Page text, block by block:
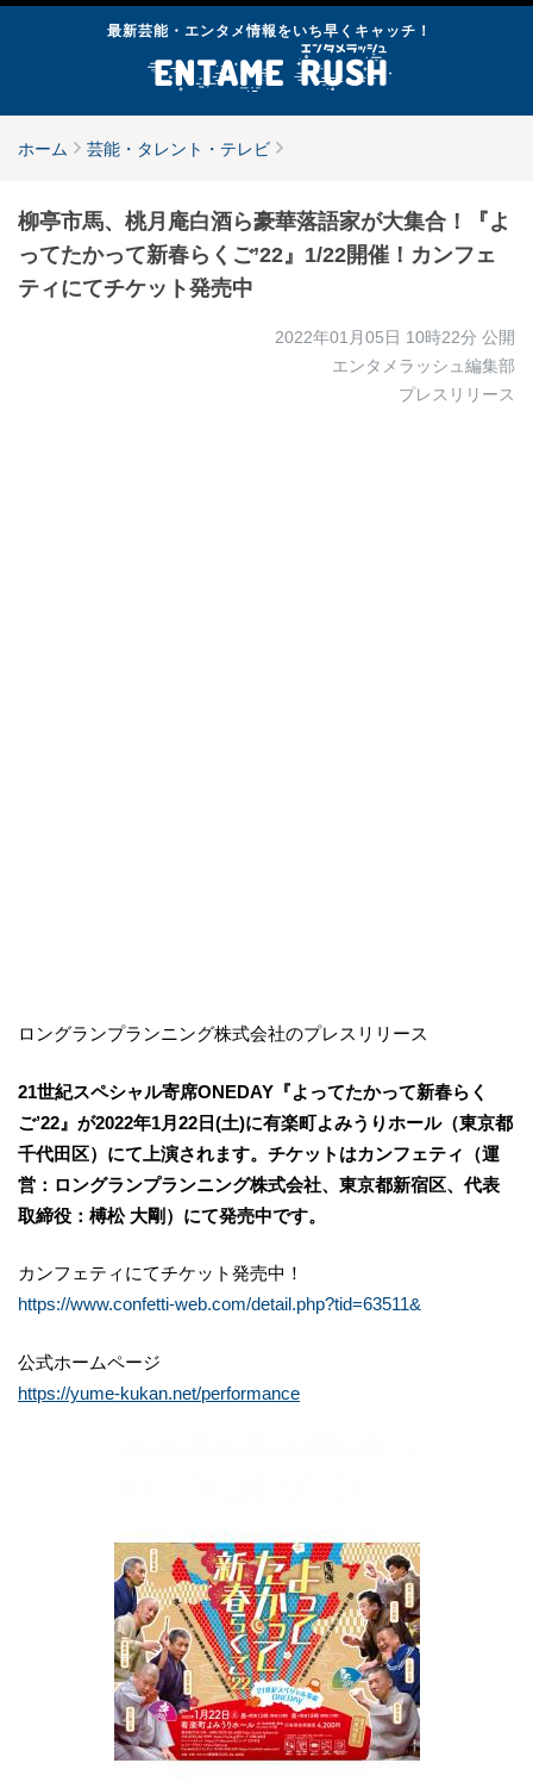
最新芸能・エンタメ情報をいち早くキャッチ！
ホーム 芸能・タレント・テレビ
柳亭市⾺、桃月庵白酒ら豪華落語家が大集合！『よ
ってたかって新春らくご’22』1/22開催！カンフェ
ティにてチケット発売中
2022年01月05日 10時22分 公開
エンタメラッシュ編集部
プレスリリース
ロングランプランニング株式会社のプレスリリース
21世紀スペシャル寄席ONEDAY『よってたかって新春らく
ご’22』が2022年1月22日(土)に有楽町よみうりホール（東京都
千代田区）にて上演されます。チケットはカンフェティ（運
営：ロングランプランニング株式会社、東京都新宿区、代表
取締役：榑松 ⼤剛）にて発売中です。
カンフェティにてチケット発売中！
https://www.confetti-web.com/detail.php?tid=63511&
公式ホームページ
https://yume-kukan.net/performance